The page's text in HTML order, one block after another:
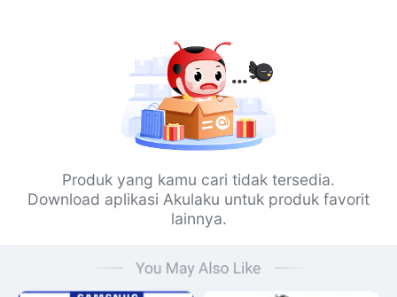
Produk yang kamu cari tidak tersedia.
Download aplikasi Akulaku untuk produk favorit
lainnya.